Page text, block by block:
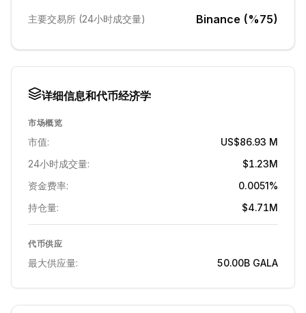
主要交易所 (24小时成交量) Binance (%75)
详细信息和代币经济学
市场概览
市值:
US$86.93 M
24小时成交量:
$1.23M
资金费率:
0.0051%
持仓量:
$4.71M
代币供应
最大供应量: 50.00B GALA